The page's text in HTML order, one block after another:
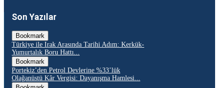
Son Yazılar
Bookmark
Türkiye ile Irak Arasında Tarihi Adım: Kerkük-
Yumurtalık Boru Hattı...
Bookmark
Portekiz’den Petrol Devlerine %33’lük
Olağanüstü Kâr Vergisi: Dayanışma Hamlesi...